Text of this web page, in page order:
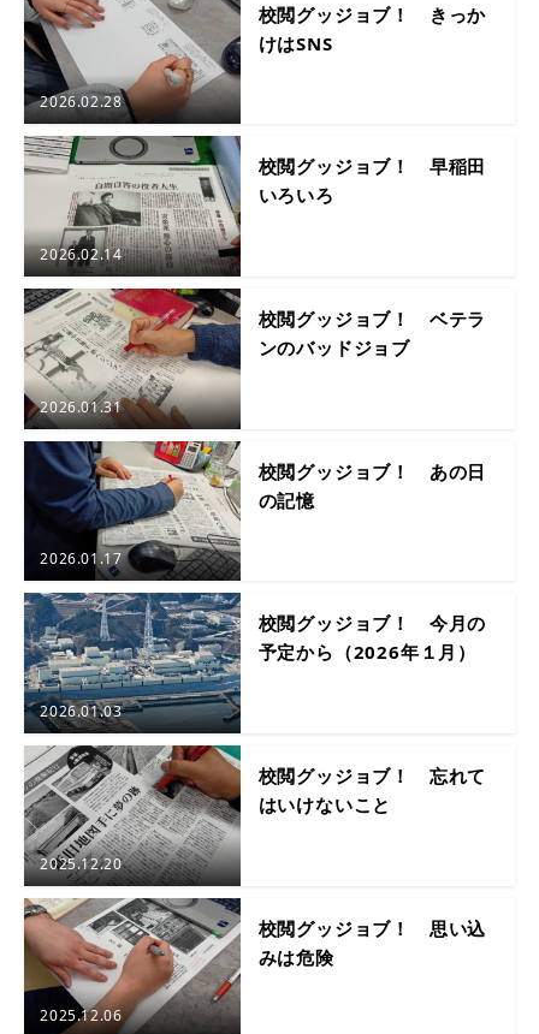
2026.02.28
校閲グッジョブ！ きっか
けはSNS
2026.02.14
校閲グッジョブ！ 早稲田
いろいろ
2026.01.31
校閲グッジョブ！ ベテラ
ンのバッドジョブ
2026.01.17
校閲グッジョブ！ あの日
の記憶
2026.01.03
校閲グッジョブ！ 今月の
予定から（2026年１月）
2025.12.20
校閲グッジョブ！ 忘れて
はいけないこと
2025.12.06
校閲グッジョブ！ 思い込
みは危険